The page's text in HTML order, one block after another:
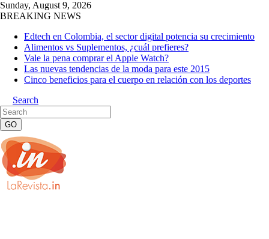
Sunday, August 9, 2026
BREAKING NEWS
Edtech en Colombia, el sector digital potencia su crecimiento
Alimentos vs Suplementos, ¿cuál prefieres?
Vale la pena comprar el Apple Watch?
Las nuevas tendencias de la moda para este 2015
Cinco beneficios para el cuerpo en relación con los deportes
Search